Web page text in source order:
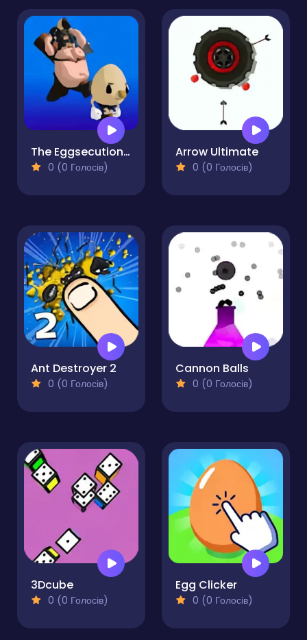
The Eggsecutioner
0 (0 Голосів)
Arrow Ultimate
0 (0 Голосів)
Ant Destroyer 2
0 (0 Голосів)
Cannon Balls
0 (0 Голосів)
3Dcube
0 (0 Голосів)
Egg Clicker
0 (0 Голосів)